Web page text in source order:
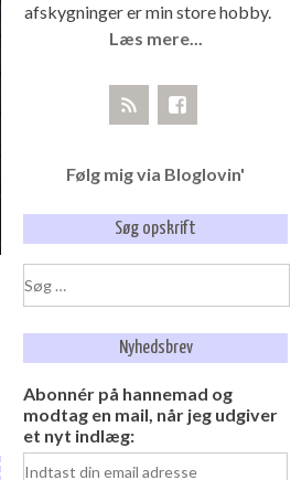
afskygninger er min store hobby.
Læs mere...
Følg mig via Bloglovin'
Søg opskrift
Søg
efter:
Nyhedsbrev
Abonnér på hannemad og
modtag en mail, når jeg udgiver
et nyt indlæg: